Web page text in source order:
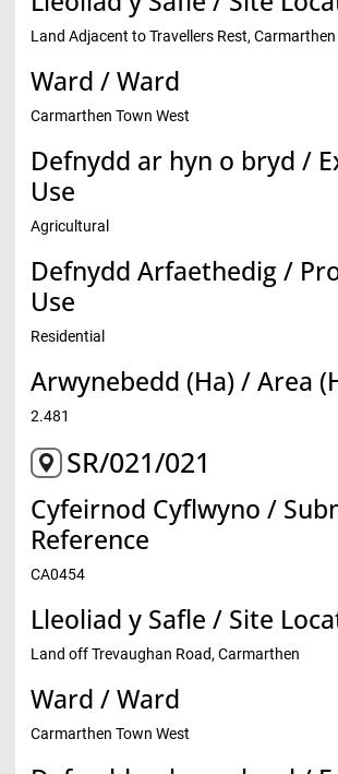
Land Adjacent to Travellers Rest, Carmarthen
Ward / Ward
Carmarthen Town West
Defnydd ar hyn o bryd /
Use
Agricultural
Defnydd Arfaethedig /
Use
Residential
Arwynebedd (Ha) / Area
2.481
SR/021/021
Cyfeirnod Cyflwyno /
Reference
CA0454
Lleoliad y Safle / Site
Land off Trevaughan Road, Carmarthen
Ward / Ward
Carmarthen Town West